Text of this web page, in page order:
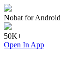
Nobat for Android
50K+
Open In App